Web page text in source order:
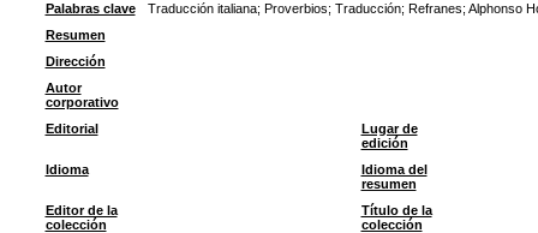
Palabras clave Traducción italiana; Proverbios; Traducción; Refranes; Alphonso
Resumen
Dirección
Autor
corporativo
Editorial
Lugar de
edición
Idioma
Idioma del
resumen
Editor de la
colección
Título de la
colección